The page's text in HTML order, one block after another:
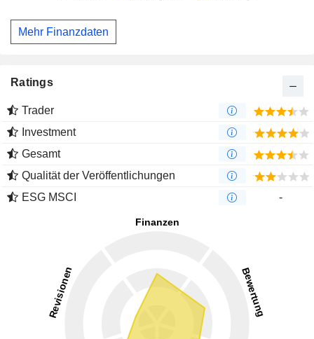
Mehr Finanzdaten
Ratings
Trader
Investment
Gesamt
Qualität der Veröffentlichungen
ESG MSCI
-